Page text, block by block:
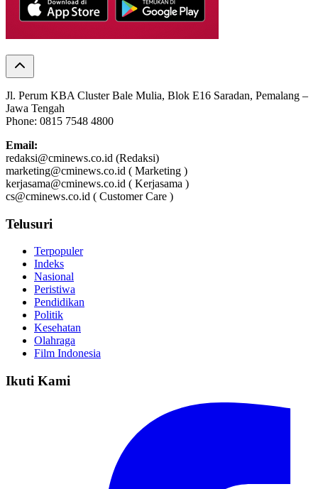
Jl. Perum KBA Cluster Bale Mulia, Blok E16 Saradan, Pemalang –
Jawa Tengah
Phone: 0815 7548 4800
Email:
redaksi@cminews.co.id (Redaksi)
marketing@cminews.co.id ( Marketing )
kerjasama@cminews.co.id ( Kerjasama )
cs@cminews.co.id ( Customer Care )
Telusuri
Terpopuler
Indeks
Nasional
Peristiwa
Pendidikan
Politik
Kesehatan
Olahraga
Film Indonesia
Ikuti Kami